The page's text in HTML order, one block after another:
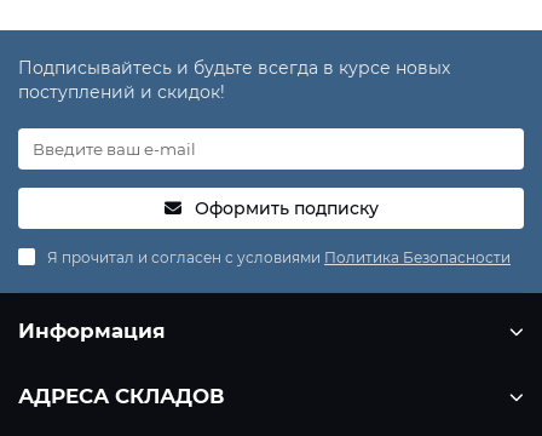
Подписывайтесь и будьте всегда в курсе новых
поступлений и скидок!
Оформить подписку
Я прочитал и согласен с условиями Политика Безопасности
Информация
АДРЕСА СКЛАДОВ